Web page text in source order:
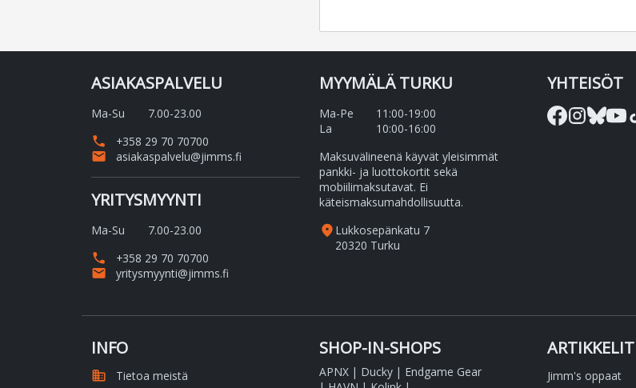
ASIAKASPALVELU
Ma-Su
7.00-23.00
phone
+358 29 70 70700
email
asiakaspalvelu@jimms.fi
YRITYSMYYNTI
Ma-Su
7.00-23.00
phone
+358 29 70 70700
email
yritysmyynti@jimms.fi
MYYMÄLÄ TURKU
Ma-Pe
11:00-19:00
La
10:00-16:00
Maksuvälineenä käyvät yleisimmät
pankki- ja luottokortit sekä
mobiilimaksutavat. Ei
käteismaksumahdollisuutta.
place Lukkosepänkatu 7
20320 Turku
YHTEISÖT
INFO
domain Tietoa meistä
SHOP-IN-SHOPS
APNX | Ducky | Endgame Gear
Jimm's oppaat